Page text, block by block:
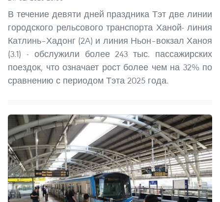
В течение девяти дней праздника Тэт две линии
городского рельсового транспорта Ханой- линия
Катлинь–Хадонг (2A) и линия Ньон–вокзал Ханоя
(3.1) - обслужили более 243 тыс. пассажирских
поездок, что означает рост более чем на 32% по
сравнению с периодом Тэта 2025 года.